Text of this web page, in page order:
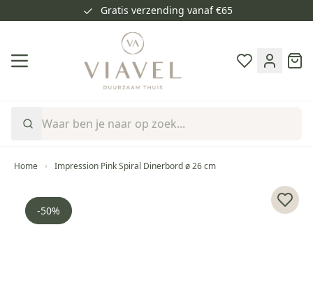
Gratis verzending vanaf €65
Cart
Home Impression Pink Spiral Dinerbord ø 26 cm
-50%